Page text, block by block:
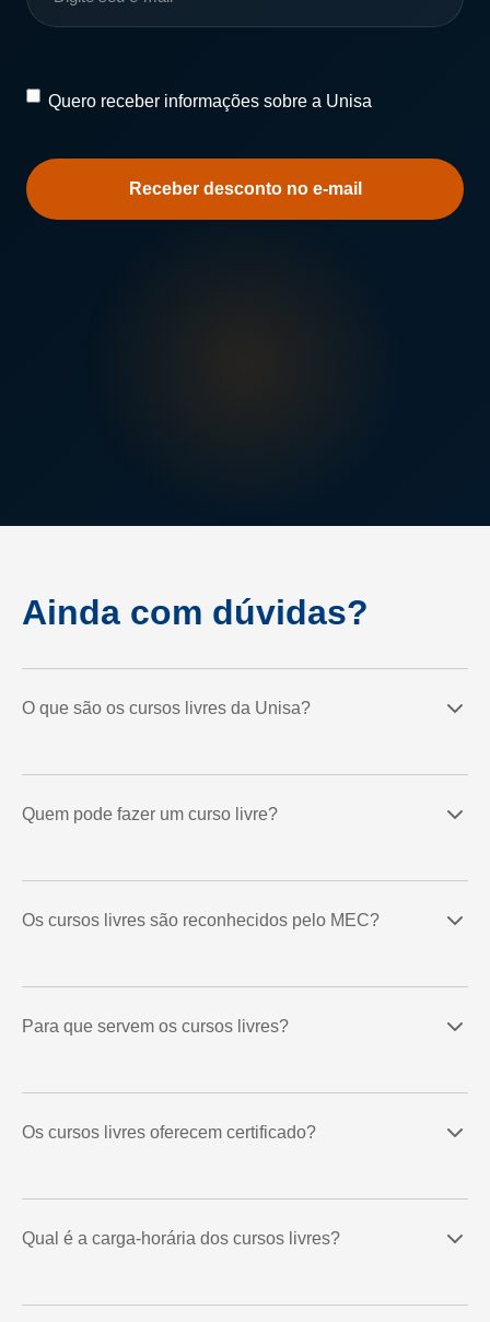
Quero
sobre
a
Quero receber informações sobre a Unisa
Ainda com dúvidas?
O que são os cursos livres da Unisa?
Quem pode fazer um curso livre?
Os cursos livres são reconhecidos pelo MEC?
Para que servem os cursos livres?
Os cursos livres oferecem certificado?
Qual é a carga-horária dos cursos livres?